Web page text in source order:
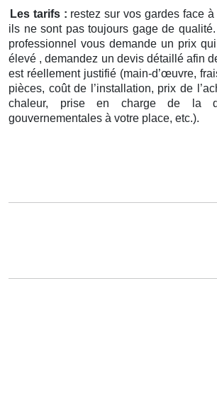
Les tarifs : restez sur vos gardes face
ils ne sont pas toujours gage de
professionnel vous demande un prix
élevé , demandez un devis détaillé afin
est réellement justifié (main-d’œuvre,
pièces, coût de l’installation, prix de
chaleur, prise en charge de la
gouvernementales à votre place, etc.).